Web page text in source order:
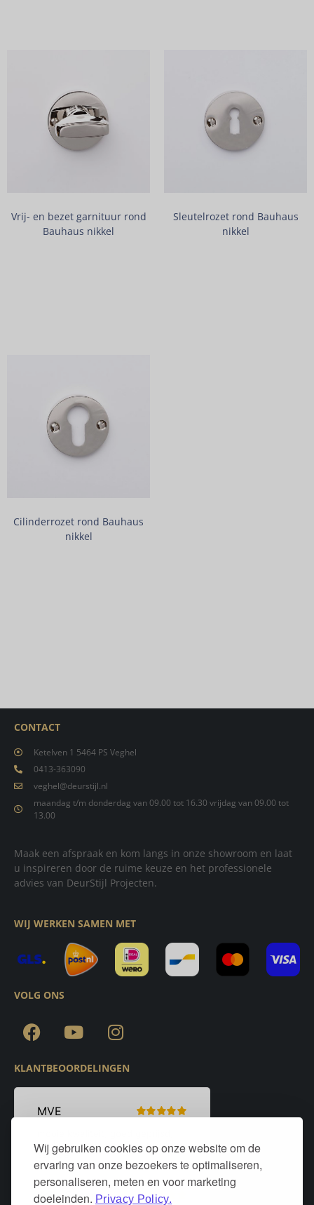
Wij gebruiken cookies op onze website om de
ervaring van onze bezoekers te optimaliseren,
personaliseren, meten en voor marketing
doeleinden. Privacy Policy.
Vrij- en bezet garnituur rond
Bauhaus nikkel
Sleutelrozet rond Bauhaus
nikkel
Cilinderrozet rond Bauhaus
nikkel
CONTACT
Ketelven 1 5464 PS Veghel
0413-363090
veghel@deurstijl.nl
maandag t/m donderdag van 09.00 tot 16.30 vrijdag van 09.00 tot
13.00
Maak een afspraak en kom langs in onze showroom en laat
u inspireren door de ruime keuze en het professionele
advies van DeurStijl Projecten.
WIJ WERKEN SAMEN MET
VOLG ONS
KLANTBEOORDELINGEN